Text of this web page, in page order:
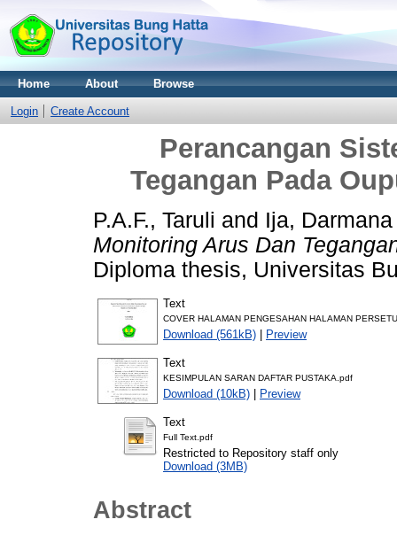
Home About Browse
Login Create Account
Perancangan
Tegangan Pada
P.A.F., Taruli and Ija, Darmana
Monitoring Arus Dan
Diploma thesis, Universitas
Text
COVER HALAMAN PENGESAHAN HALAMAN
Download (561kB) | Preview
Text
KESIMPULAN SARAN DAFTAR PUSTAKA.pdf
Download (10kB) | Preview
Text
Full Text.pdf
Restricted to Repository staff only
Download (3MB)
Abstract